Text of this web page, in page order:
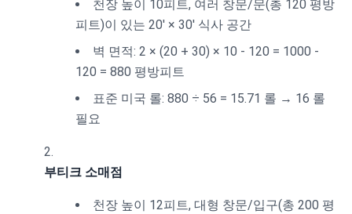
천장 높이 10피트, 여러 창문/문(총 120 평방
피트)이 있는 20' × 30' 식사 공간
벽 면적: 2 × (20 + 30) × 10 - 120 = 1000 -
120 = 880 평방피트
표준 미국 롤: 880 ÷ 56 = 15.71 롤 → 16 롤
필요
부티크 소매점
천장 높이 12피트, 대형 창문/입구(총 200 평